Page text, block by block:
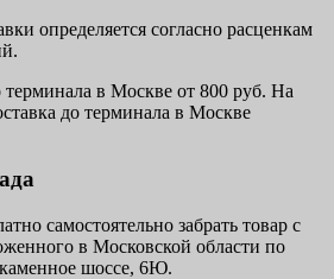
определяется согласно расценкам
терминала в Москве от 800 руб. На
до терминала в Москве
самостоятельно забрать товар с
в Московской области по
шоссе, 6Ю.